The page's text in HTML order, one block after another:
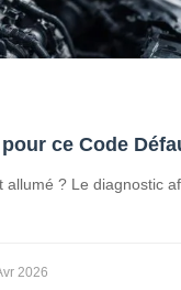
ce Code
? Le diagnostic
2026